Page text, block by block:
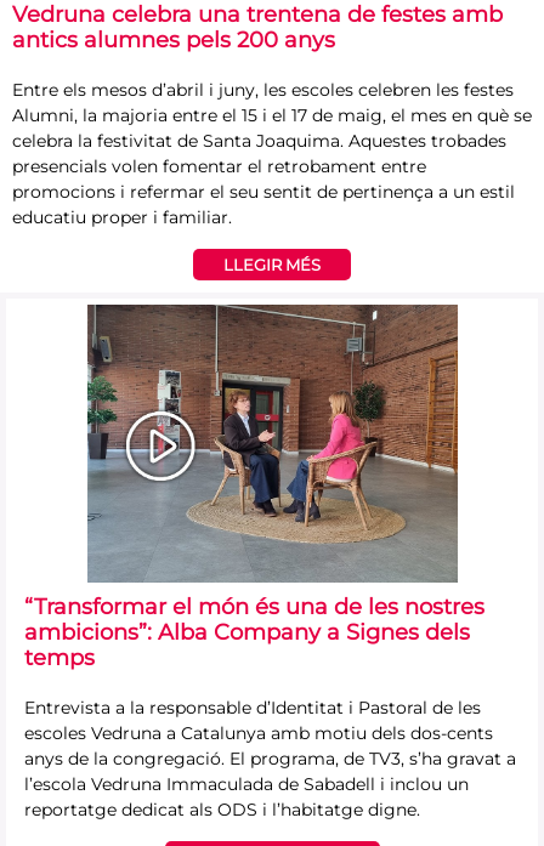
Vedruna celebra una trentena de festes amb
antics alumnes pels 200 anys
Entre els mesos d’abril i juny, les escoles celebren les festes
Alumni, la majoria entre el 15 i el 17 de maig, el mes en què se
celebra la festivitat de Santa Joaquima. Aquestes trobades
presencials volen fomentar el retrobament entre
promocions i refermar el seu sentit de pertinença a un estil
educatiu proper i familiar.
LLEGIR MÉS
“Transformar el món és una de les nostres
ambicions”: Alba Company a Signes dels
temps
Entrevista a la responsable d’Identitat i Pastoral de les
escoles Vedruna a Catalunya amb motiu dels dos-cents
anys de la congregació. El programa, de TV3, s’ha gravat a
l’escola Vedruna Immaculada de Sabadell i inclou un
reportatge dedicat als ODS i l’habitatge digne.